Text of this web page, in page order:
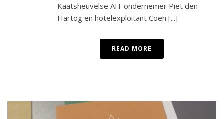
Kaatsheuvelse AH-ondernemer Piet den
Hartog en hotelexploitant Coen [...]
READ MORE